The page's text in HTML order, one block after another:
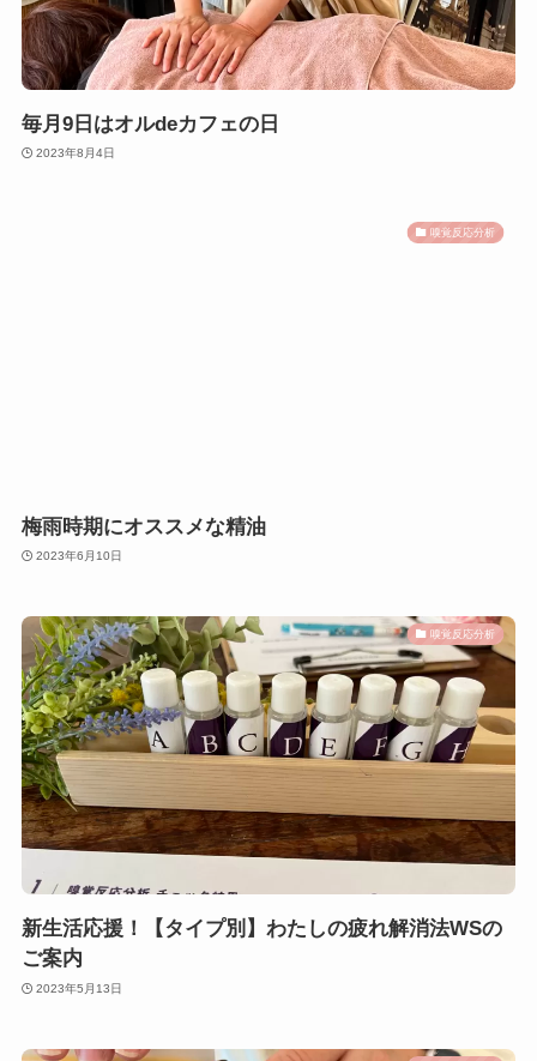
毎月9日はオルdeカフェの日
2023年8月4日
嗅覚反応分析
梅雨時期にオススメな精油
2023年6月10日
嗅覚反応分析
新生活応援！【タイプ別】わたしの疲れ解消法WSの
ご案内
2023年5月13日